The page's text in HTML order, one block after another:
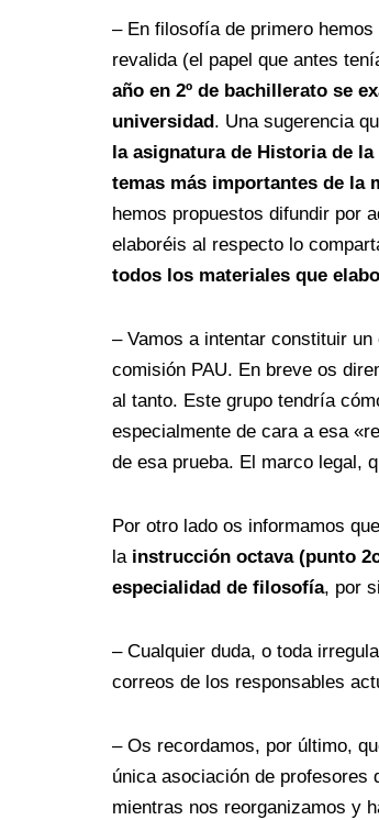
– En filosofía de primero
revalida (el papel que antes
año en 2º de bachillerato se
universidad . Una sugerencia
la asignatura de Historia de
temas más importantes de la
hemos propuestos difundir por
elaboréis al respecto lo
todos los materiales que
– Vamos a intentar constituir un
comisión PAU. En breve os
al tanto. Este grupo tendría
especialmente de cara a esa
de esa prueba. El marco legal,
Por otro lado os informamos
la instrucción octava (punto
especialidad de filosofía, por
– Cualquier duda, o toda
correos de los responsables
– Os recordamos, por último,
única asociación de profesores
mientras nos reorganizamos y